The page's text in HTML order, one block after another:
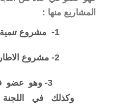
المشاريع منها :
1- مشروع تنمية الصادرات البستانية .
2- مشروع الاطار الوطني للسلامة الاحيائية .
3- وهو عضو
وكذلك في اللجنة